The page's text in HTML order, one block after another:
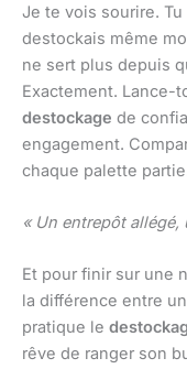
Je te vois sourire.
destockais même
ne sert plus depuis
Exactement. Lance-
destockage de
engagement.
chaque palette
« Un entrepôt allégé,
Et pour finir sur une
la différence entre
pratique le
rêve de ranger son